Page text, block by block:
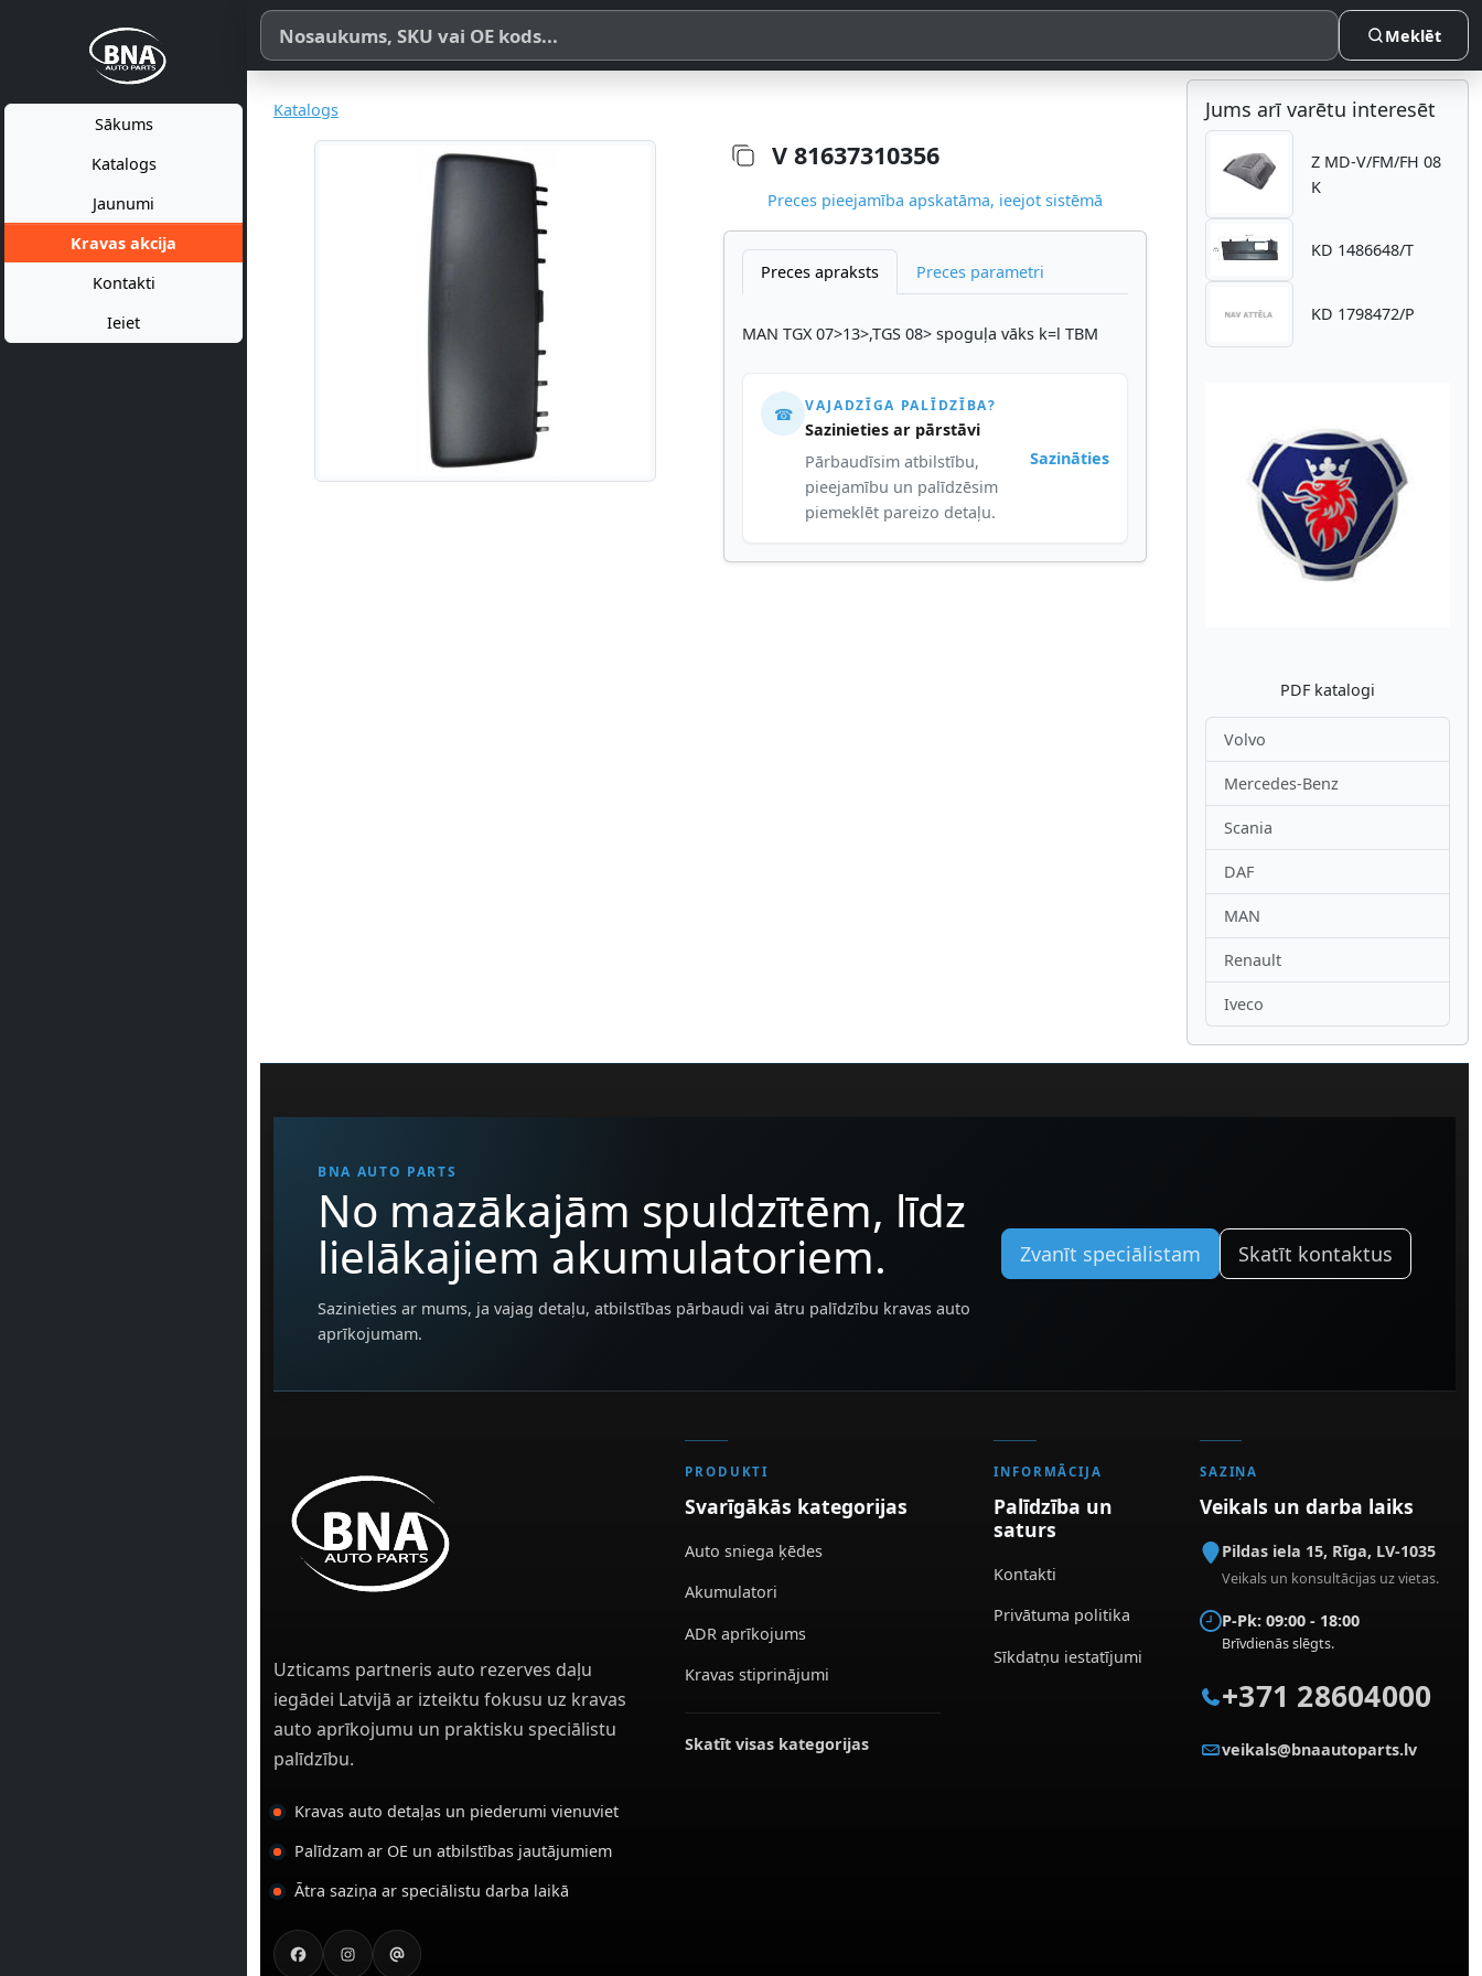
Sākums
Katalogs
Jaunumi
Kravas akcija
Kontakti
Ieiet
Meklēt pēc produkta nosaukuma, SKU vai OE koda
Meklēt
Katalogs
V 81637310356
Preces pieejamība apskatāma, ieejot sistēmā
Preces apraksts Preces parametri
MAN TGX 07>13>,TGS 08> spoguļa vāks k=l TBM
☎ VAJADZĪGA PALĪDZĪBA?
Sazinieties ar pārstāvi
Pārbaudīsim atbilstību,
pieejamību un palīdzēsim
piemeklēt pareizo detaļu.
Sazināties
Jums arī varētu interesēt
Z MD-V/FM/FH 08
K
KD 1486648/T
KD 1798472/P
Atpakaļ
PDF katalogi
Volvo
Mercedes-Benz
Scania
DAF
MAN
Renault
Iveco
BNA AUTO PARTS
No mazākajām spuldzītēm, līdz
lielākajiem akumulatoriem.
Sazinieties ar mums, ja vajag detaļu, atbilstības pārbaudi vai ātru palīdzību kravas auto
aprīkojumam.
Zvanīt speciālistam Skatīt kontaktus
Uzticams partneris auto rezerves daļu
iegādei Latvijā ar izteiktu fokusu uz kravas
auto aprīkojumu un praktisku speciālistu
palīdzību.
Kravas auto detaļas un piederumi vienuviet
Palīdzam ar OE un atbilstības jautājumiem
Ātra saziņa ar speciālistu darba laikā
PRODUKTI
Svarīgākās kategorijas
Auto sniega ķēdes
Akumulatori
ADR aprīkojums
Kravas stiprinājumi
Skatīt visas kategorijas
INFORMĀCIJA
Palīdzība un
saturs
Kontakti
Privātuma politika
Sīkdatņu iestatījumi
SAZIŅA
Veikals un darba laiks
Pildas iela 15, Rīga, LV-1035
Veikals un konsultācijas uz vietas.
P-Pk: 09:00 - 18:00
Brīvdienās slēgts.
+371 28604000
veikals@bnaautoparts.lv